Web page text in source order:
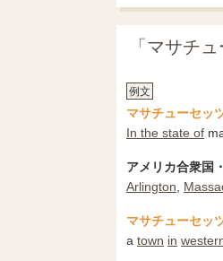
「マサチ
例文
マサチューセッ
In the state of
アメリカ合衆国・
Arlington
マサチューセッ
a town in